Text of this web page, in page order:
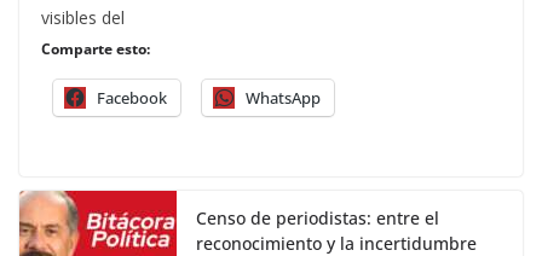
visibles del
Comparte esto:
Facebook WhatsApp
Censo de periodistas: entre el
reconocimiento y la incertidumbre